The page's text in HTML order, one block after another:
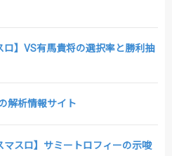
ロ】VS有馬貴将の選択率と勝利抽
解析情報サイト
マスロ】サミートロフィーの示唆